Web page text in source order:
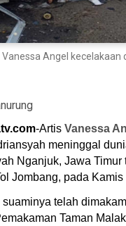
Angel kecelakaan
-Artis Vanessa
meninggal
Nganjuk, Jawa Timur
Jombang, pada Kamis
telah
Taman